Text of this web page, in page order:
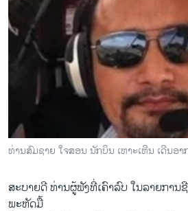
ອິດສະຫຼະພາບດ້ານການຂ່າວ
ຊີວິດຊາວລາວ
ຊຸມຊົນຊາວລາວ
ວິທະຍາສາດ-ເທັກໂນໂລຈີ
ພາສາອັງກິດ
ສຽງ
ທ່ານສົມຊາຍ ໃຈສອນ ນັກບິນ ເຫາະເຫີນ ເດີນອາ
ສະບາຍດີ ທ່ານຜູ້ຟັງທີ່ເຄົາລົບ ໃນລາຍກາ
ພະຫັດມື້